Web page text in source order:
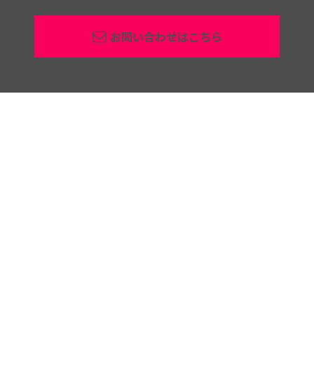
お問い合わせはこちら